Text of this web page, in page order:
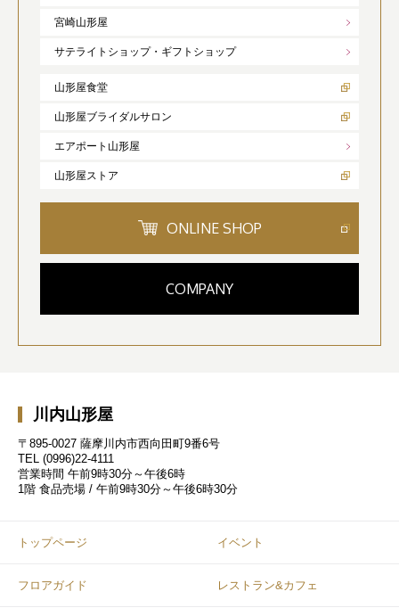
宮崎山形屋
サテライトショップ・ギフトショップ
山形屋食堂
山形屋ブライダルサロン
エアポート山形屋
山形屋ストア
ONLINE SHOP
COMPANY
川内山形屋
〒895-0027 薩摩川内市西向田町9番6号
TEL (0996)22-4111
営業時間 午前9時30分～午後6時
1階 食品売場 / 午前9時30分～午後6時30分
トップページ イベント
フロアガイド レストラン&カフェ